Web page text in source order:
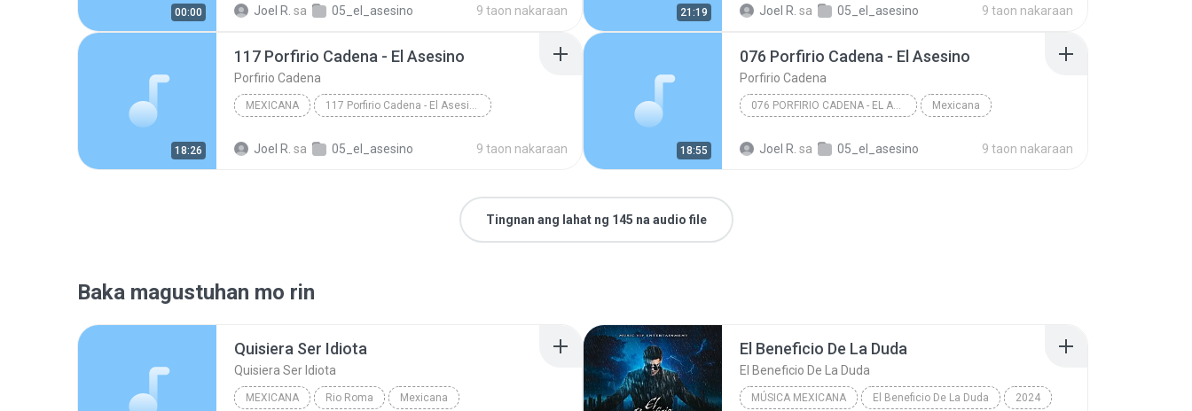
00:00 Joel R. sa 05_el_asesino 9 taon nakaraan 21:19 Joel R. sa 05_el_asesino 9 taon nakaraan
18:26
117 Porfirio Cadena - El Asesino
Porfirio Cadena
MEXICANA 117 Porfirio Cadena - El Asesino
Joel R. sa 05_el_asesino 9 taon nakaraan 18:55
076 Porfirio Cadena - El Asesino
Porfirio Cadena
076 PORFIRIO CADENA - EL ASESINO Mexicana
Joel R. sa 05_el_asesino 9 taon nakaraan
Tingnan ang lahat ng 145 na audio file
Baka magustuhan mo rin
Quisiera Ser Idiota
Quisiera Ser Idiota
MEXICANA Rio Roma Mexicana
El Beneficio De La Duda
El Beneficio De La Duda
MÚSICA MEXICANA El Beneficio De La Duda 2024